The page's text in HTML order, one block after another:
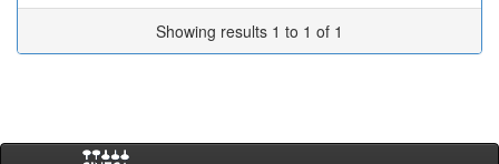
Showing results 1 to 1 of 1